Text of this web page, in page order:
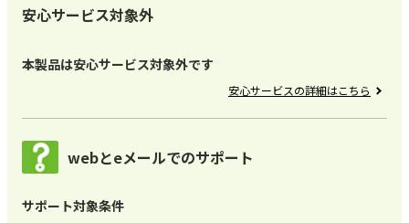
安心サービス対象外
本製品は安心サービス対象外です
安心サービスの詳細はこちら
webとeメールでのサポート
サポート対象条件